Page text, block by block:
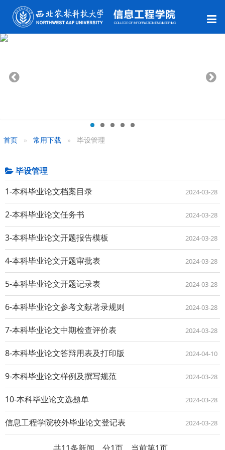
首页 常用下载 毕设管理
毕设管理
1-本科毕业论文档案目录
2024-03-28
2-本科毕业论文任务书 2024-03-28
3-本科毕业论文开题报告模板 2024-03-28
4-本科毕业论文开题审批表 2024-03-28
5-本科毕业论文开题记录表 2024-03-28
6-本科毕业论文参考文献著录规则 2024-03-28
7-本科毕业论文中期检查评价表 2024-03-28
8-本科毕业论文答辩用表及打印版 2024-04-10
9-本科毕业论文样例及撰写规范 2024-03-28
10-本科毕业论文选题单 2024-03-28
信息工程学院校外毕业论文登记表 2024-03-28